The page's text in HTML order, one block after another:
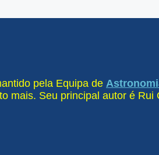
pela Equipa de
mais. Seu principal autor é